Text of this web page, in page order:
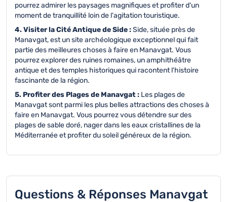
pourrez admirer les paysages magnifiques et profiter d'un
moment de tranquillité loin de l'agitation touristique.
4. Visiter la Cité Antique de Side :Side, située près de
Manavgat, est un site archéologique exceptionnel qui fait
partie des meilleures choses à faire en Manavgat. Vous
pourrez explorer des ruines romaines, un amphithéâtre
antique et des temples historiques qui racontent l'histoire
fascinante de la région.
5. Profiter des Plages de Manavgat : Les plages de
Manavgat sont parmi les plus belles attractions des choses à
faire en Manavgat. Vous pourrez vous détendre sur des
plages de sable doré, nager dans les eaux cristallines de la
Méditerranée et profiter du soleil généreux de la région.
Questions & Réponses Manavgat